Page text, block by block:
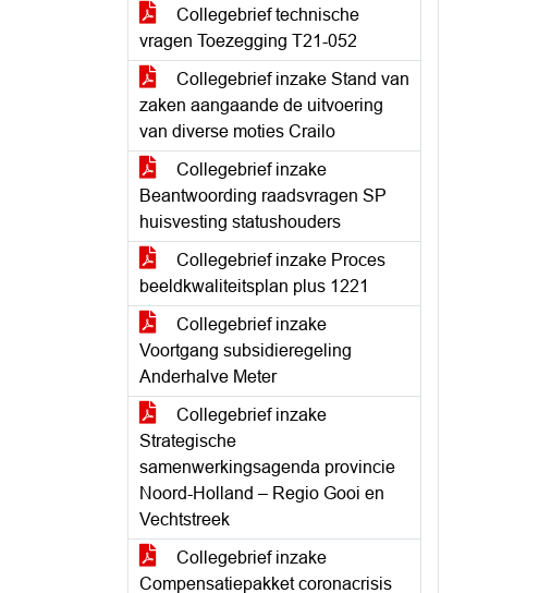
Collegebrief technische
vragen Toezegging T21-052
Collegebrief inzake Stand van
zaken aangaande de uitvoering
van diverse moties Crailo
Collegebrief inzake
Beantwoording raadsvragen SP
huisvesting statushouders
Collegebrief inzake Proces
beeldkwaliteitsplan plus 1221
Collegebrief inzake
Voortgang subsidieregeling
Anderhalve Meter
Collegebrief inzake
Strategische
samenwerkingsagenda provincie
Noord-Holland – Regio Gooi en
Vechtstreek
Collegebrief inzake
Compensatiepakket coronacrisis